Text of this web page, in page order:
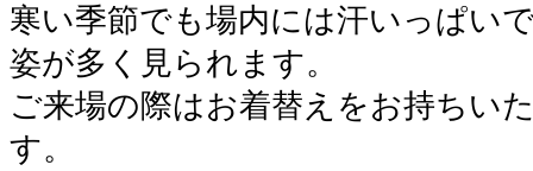
寒い季節でも場内には汗いっぱい
姿が多く見られます。
ご来場の際はお着替えをお持ちい
す。